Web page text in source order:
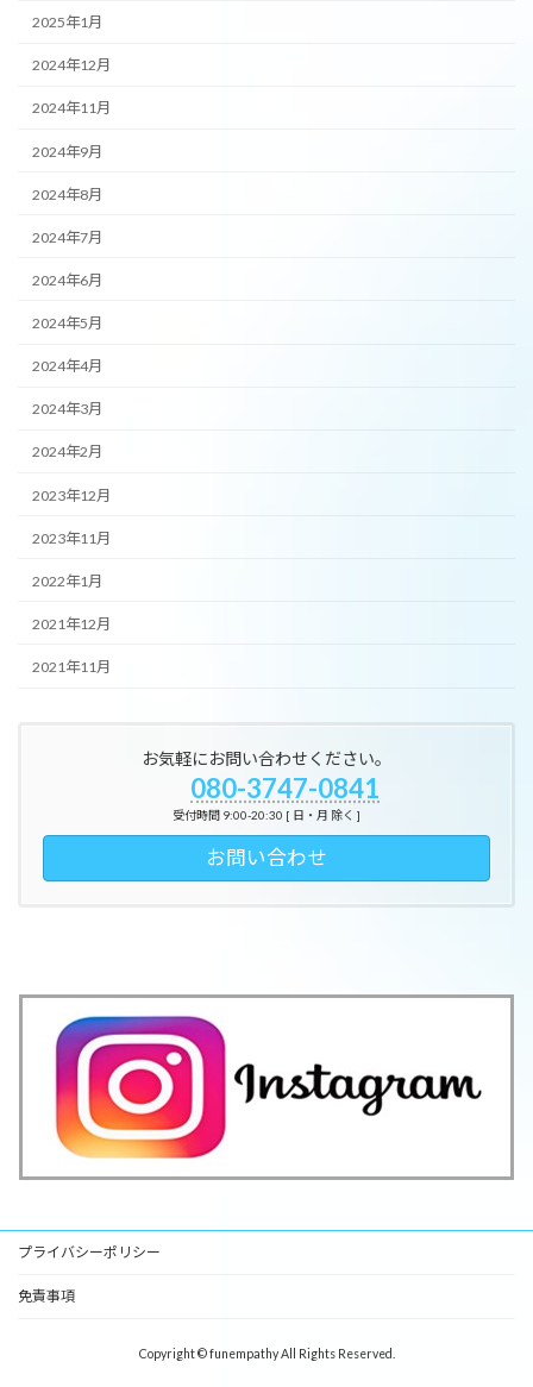
2025年1月
2024年12月
2024年11月
2024年9月
2024年8月
2024年7月
2024年6月
2024年5月
2024年4月
2024年3月
2024年2月
2023年12月
2023年11月
2022年1月
2021年12月
2021年11月
お気軽にお問い合わせください。
080-3747-0841
受付時間 9:00-20:30 [ 日・月 除く ]
お問い合わせ
プライバシーポリシー
免責事項
Copyright © funempathy All Rights Reserved.